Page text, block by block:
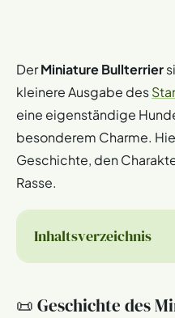
DerMiniature Bullterrier
kleinere Ausgabe des
eine eigenständige
besonderem Charme.
Geschichte, den
Rasse.
Inhaltsverzeichnis
📜 Geschichte des